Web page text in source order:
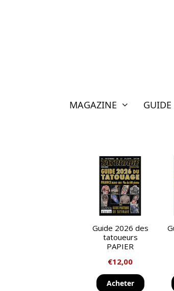
MAGAZINE GUIDE
Guide 2026 des
tatoueurs
PAPIER
€12,00
Acheter